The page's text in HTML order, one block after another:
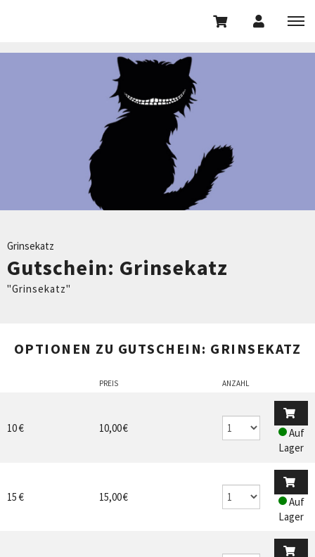
Grinsekatz
Gutschein: Grinsekatz
"Grinsekatz"
OPTIONEN ZU GUTSCHEIN: GRINSEKATZ
PREIS ANZAHL
10 € 10,00 €
Auf
Lager
15 € 15,00 €
Auf
Lager